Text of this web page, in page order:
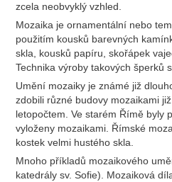
zcela neobvyklý vzhled.
Mozaika je ornamentální nebo
použitím kousků barevných
skla, kousků papíru, skořápek
Technika výroby takových šperků
Umění mozaiky je známé již
zdobili různé budovy mozaikami
letopočtem. Ve starém Římě byly
vyloženy mozaikami. Římské
kostek velmi hustého skla.
Mnoho příkladů mozaikového
katedrály sv. Sofie). Mozaiková